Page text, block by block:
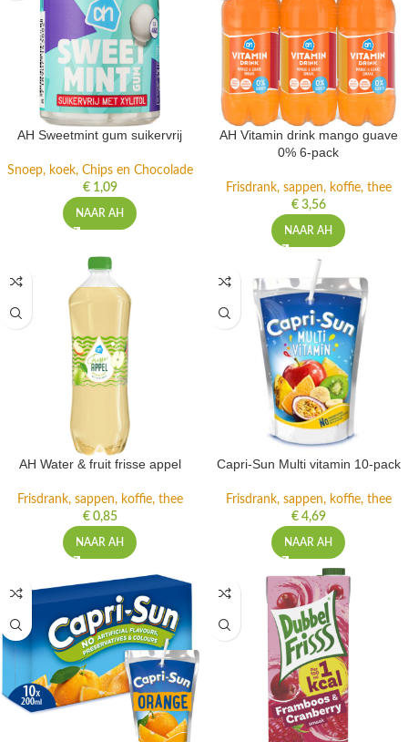
AH Sweetmint gum suikervrij
Snoep, koek, Chips en Chocolade
€1,09
NAAR AH
AH Vitamin drink mango guave
0% 6-pack
Frisdrank, sappen, koffie, thee
€3,56
NAAR AH
AH Water & fruit frisse appel
Frisdrank, sappen, koffie, thee
€0,85
NAAR AH
Capri-Sun Multi vitamin 10-pack
Frisdrank, sappen, koffie, thee
€4,69
NAAR AH